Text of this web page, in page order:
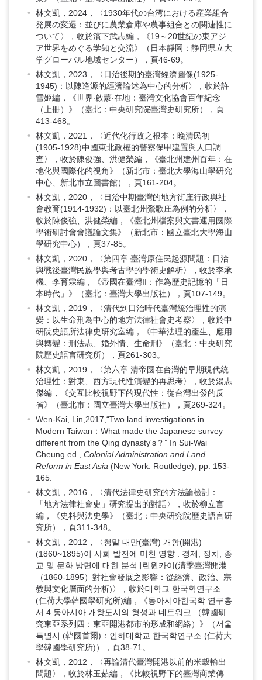
林文凱，2024，〈1930年代の台湾における産業組合
発展の変遷：並びに農業倉庫や農事組合との関連性に
ついて〉，收於濱下武志編，《19～20世紀の東アジ
ア世界をめぐる学知と交流》（日本靜岡：静岡県立大
学グローバル地域センター），頁46-69。
林文凱，2023，〈日治後期的臺灣經濟圖像(1925-
1945)：以陳逢源的經濟論述為中心的分析〉，收於許
雪姬編，《世界‧啟蒙‧在地：臺灣文化協會百年紀念
（上冊）》（臺北：中央研究院臺灣史研究所），頁
413-468。
林文凱，2021，〈近代化行政之根本：晚清民初
(1905-1928)中國東北政權的警察保甲建置與人口調
查〉，收於陳俊強、洪健榮編，《臺北州建州百年：在
地化與國際化的視角》（新北市：臺北大學海山學研究
中心、新北市立圖書館），頁161-204。
林文凱，2020，〈日治中期臺灣的地方街庄行政與社
會教育(1914-1932)：以臺北州鶯歌庄為例的分析〉，
收於陳俊強、洪健榮編，《臺北州檔案與文書運用國際
學術研討會會議論文集》（新北市：國立臺北大學海山
學研究中心），頁37-85。
林文凱，2020，〈第四章 臺灣原住民起源問題：日治
與戰後臺灣民族學與考古學的學術史解析〉，收於李承
機、李育霖編，《帝國在臺灣II：作為歷史記憶的「日
本時代」》（臺北：臺灣大學出版社），頁107-149。
林文凱，2019，〈清代到日治時代臺灣統治理性的演
變：以生命刑為中心的地方法律社會史考察〉，收於中
研院史語所法律史研究室編，《中華法理的產生、應用
與轉變：刑法志、婚外情、生命刑》（臺北：中央研究
院歷史語言研究所），頁261-303。
林文凱，2019，〈第六章 清帝國在台灣的早期現代統
治理性：對東、西方現代性演變的再思考〉，收於湯志
傑編，《交互比較視野下的現代性：從台灣出發的反
省》（臺北市：國立臺灣大學出版社），頁269-324。
Wen-Kai, Lin,2017,“Two land investigations in
Modern Taiwan：What made the Japanese survey
different from the Qing dynasty's？” In Sui-Wai
Cheung ed., Colonial Administration and Land
Reform in East Asia (New York: Routledge), pp. 153-
165.
林文凱，2016，〈清代法律史研究的方法論檢討：
「地方法律社會史」研究提出的對話〉，收於柳立言
編，《史料與法史學》（臺北：中央研究院歷史語言研
究所），頁311-348。
林文凱，2012，〈청말 대만(臺灣) 개항(開港)
(1860~1895)이 사회 발전에 미친 영향 : 경제, 정치, 종
교 및 문화 방면에 대한 분석∥린원카이(清季臺灣開港
（1860-1895）對社會發展之影響：從經濟、政治、宗
教與文化層面的分析)〉，收於대학교 한국학연구소
(仁荷大學韓國學研究所)編，《동아시아한국학 연구총
서 4 동아시아 개항도시의 형성과 네트워크 （韓國研
究東亞系列四：東亞開港都市的形成和網絡）》（서울
특별시 (韓國首爾)：인하대학교 한국학연구소 (仁荷大
學韓國學研究所)），頁38-71。
林文凱，2012，〈再論清代臺灣開港以前的米穀輸出
問題〉，收於林玉茹編，《比較視野下的臺灣商業傳